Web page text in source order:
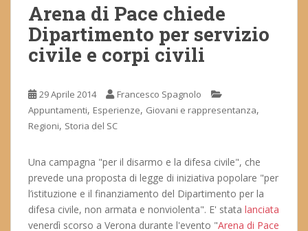
Arena di Pace chiede
Dipartimento per servizio
civile e corpi civili
29 Aprile 2014
Francesco Spagnolo
Appuntamenti, Esperienze, Giovani e rappresentanza,
Regioni, Storia del SC
Una campagna "per il disarmo e la difesa civile", che
prevede una proposta di legge di iniziativa popolare "per
l’istituzione e il finanziamento del Dipartimento per la
difesa civile, non armata e nonviolenta". E' stata lanciata
venerdì scorso a Verona durante l'evento "Arena di Pace